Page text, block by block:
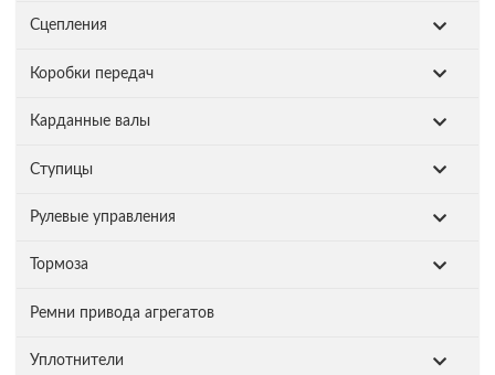
Сцепления
Коробки передач
Карданные валы
Ступицы
Рулевые управления
Тормоза
Ремни привода агрегатов
Уплотнители